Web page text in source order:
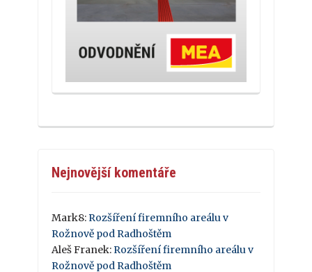
Nejnovější komentáře
Mark8: Rozšíření firemního areálu v
Rožnově pod Radhoštěm
Aleš Franek: Rozšíření firemního areálu v
Rožnově pod Radhoštěm